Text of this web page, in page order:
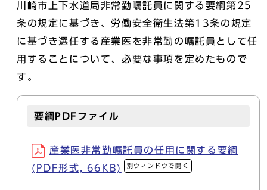
川崎市上下水道局非常勤嘱託員に関する要綱第25
条の規定に基づき、労働安全衛生法第13条の規定
に基づき選任する産業医を非常勤の嘱託員として任
用することについて、必要な事項を定めたもので
す。
要綱PDFファイル
産業医非常勤嘱託員の任用に関する要綱
(PDF形式, 66KB)
別ウィンドウで開く